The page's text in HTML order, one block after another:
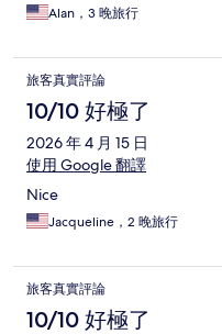
Alan，3 晚旅行
旅客真實評論
10/10 好極了
2026 年 4 月 15 日
使用 Google 翻譯
Nice
Jacqueline，2 晚旅行
旅客真實評論
10/10 好極了